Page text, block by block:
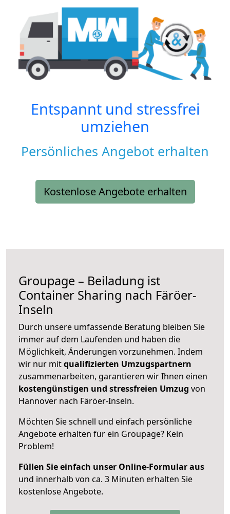
Entspannt und stressfrei
umziehen
Persönliches Angebot erhalten
Kostenlose Angebote erhalten
Groupage – Beiladung ist
Container Sharing nach Färöer-
Inseln
Durch unsere umfassende Beratung bleiben Sie
immer auf dem Laufenden und haben die
Möglichkeit, Änderungen vorzunehmen. Indem
wir nur mitqualifizierten Umzugspartnern
zusammenarbeiten, garantieren wir Ihnen einen
kostengünstigen und stressfreien Umzug von
Hannover nach Färöer-Inseln.
Möchten Sie schnell und einfach persönliche
Angebote erhalten für ein Groupage? Kein
Problem!
Füllen Sie einfach unser Online-Formular aus
und innerhalb von ca. 3 Minuten erhalten Sie
kostenlose Angebote.